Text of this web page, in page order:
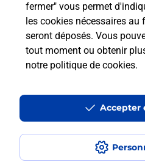
fermer" vous permet
les cookies nécessaires
seront déposés. Vous
tout moment ou obtenir
notre politique de cookies.
Accepter
Aude
Accessibilité : partiellement
Conditions contractuelles
Mentions légales